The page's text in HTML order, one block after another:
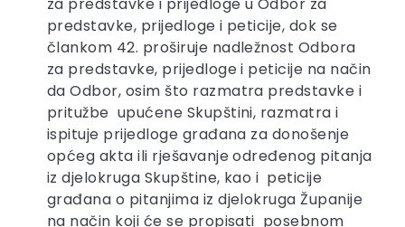
za predstavke i prijedloge u Odbor za
predstavke, prijedloge i peticije, dok se
člankom 42. proširuje nadležnost Odbora
za predstavke, prijedloge i peticije na način
da Odbor, osim što razmatra predstavke i
pritužbe upućene Skupštini, razmatra i
ispituje prijedloge građana za donošenje
općeg akta ili rješavanje određenog pitanja
iz djelokruga Skupštine, kao i peticije
građana o pitanjima iz djelokruga Županije
na način koji će se propisati posebnom